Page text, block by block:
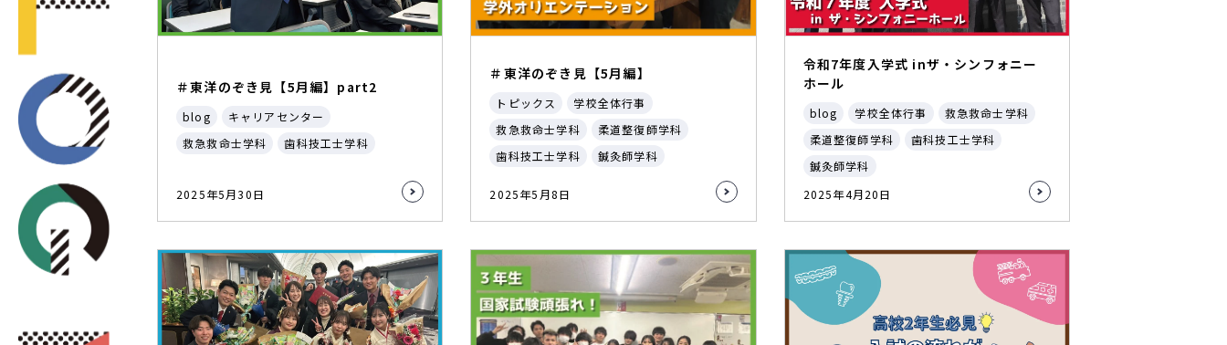
＃東洋のぞき見【5月編】part2
blog
キャリアセンター
救急救命士学科
歯科技工士学科
2025年5月30日
＃東洋のぞき見【5月編】
トピックス
学校全体行事
救急救命士学科
柔道整復師学科
歯科技工士学科
鍼灸師学科
2025年5月8日
令和7年度入学式 inザ・シンフォニー
ホール
blog 学校全体行事
救急救命士学科
柔道整復師学科
歯科技工士学科
鍼灸師学科
2025年4月20日